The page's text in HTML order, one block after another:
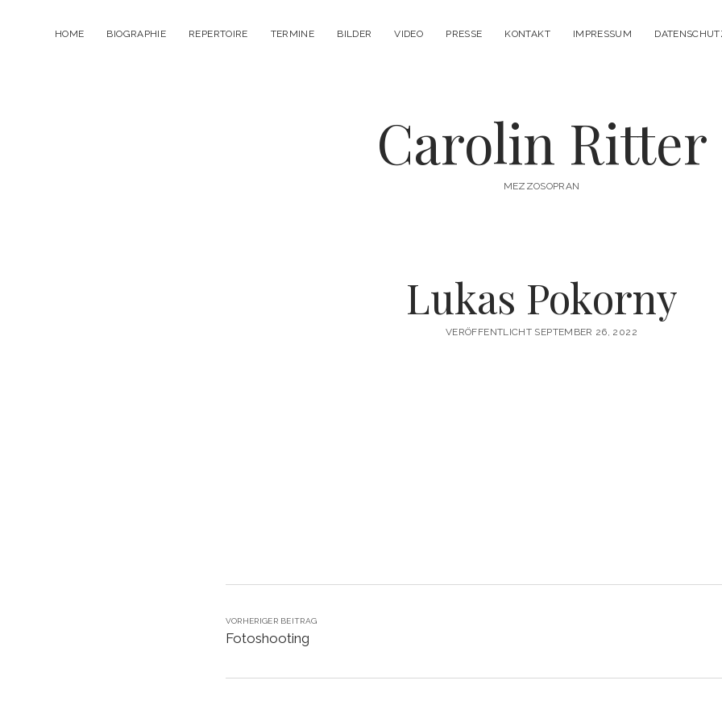
HOME BIOGRAPHIE REPERTOIRE TERMINE BILDER VIDEO PRESSE KONTAKT IMPRESSUM
Carolin Ritter
MEZZOSOPRAN
Lukas Pokorny
VERÖFFENTLICHT SEPTEMBER 26, 2022
VORHERIGER BEITRAG
Fotoshooting